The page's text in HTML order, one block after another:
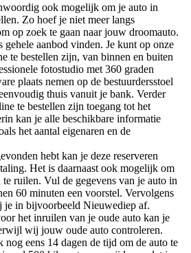
ook mogelijk om je auto in
Zo hoef je niet meer langs
op zoek te gaan naar jouw droomauto.
gehele aanbod vinden. Je kunt op onze
te bestellen zijn, van binnen en buiten
fotostudio met 360 graden
plaats nemen op de bestuurdersstoel
thuis vanuit je bank. Verder
te bestellen zijn toegang tot het
kan je alle beschikbare informatie
het aantal eigenaren en de
hebt kan je deze reserveren
Het is daarnaast ook mogelijk om
ruilen. Vul de gegevens van je auto in
60 minuten een voorstel. Vervolgens
je in bijvoorbeeld Nieuwediep af.
het inruilen van je oude auto kan je
wij jouw oude auto controleren.
eens 14 dagen de tijd om de auto te